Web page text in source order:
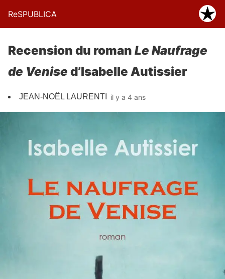
ReSPUBLICA
Recension du roman Le Naufrage
de Venise d’Isabelle Autissier
JEAN-NOËL LAURENTI il y a 4 ans